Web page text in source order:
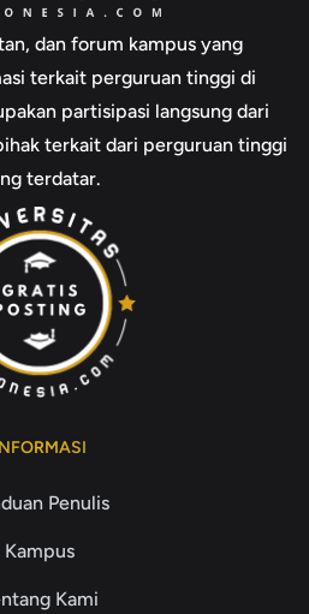
dan forum kampus yang
terkait perguruan tinggi di
partisipasi langsung dari
terkait dari perguruan tinggi
terdatar.
Penulis
Kampus
Kami